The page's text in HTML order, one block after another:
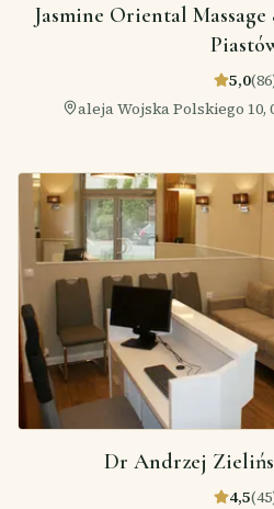
Jasmine Oriental
5,0(86
aleja Wojska Polskiego 10,
Dr Andrzej
4,5(45